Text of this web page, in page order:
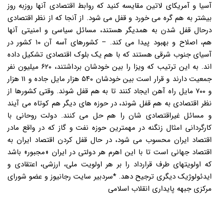
آسیا و آمریکای لاتین مقایسه کنید که روابط اقتصادی آنها روزبه روز
بیشتر به هم گره می خورد و قفل می شود. از آنجا که از نظر اقتصادی
درحال قفل شدن به همدیگر هستند، مسائل سیاسی و امنیتی آنها
هم، اصلاح و بهبود پیدا می کند. – کشورهای آسه آن ۱۰ کشور در
آسیای جنوب شرقی هستند که با هم یک بلوک اقتصادی تشکیل داده
اند. به این ترتیب که ویزا را بین خودشان برداشتند، ۶۲۰ میلیون نفر
جمعیت دارند و قرار است بین خودشان ۵۴۰ هزار مایل جاده و ۱۱ هزار
و ۷۰۰ مایل راه آهن ایجاد کنند تا به هم قفل شوند. وقتی کشورها از
نظر اقتصادی به هم قفل شوند، در حوزه های دیگر هم کوتاه می آیند
و مسائل غیراقتصادی شان را هم حل می کنند. دولت روحانی با
کارگردانی امثال زنگنه در مهمترین حوزه نفت و گاز که در واقع مادر
اقتصاد ایران محسوب می شود، در حال قفل کردن اقتصاد ایران به
اقتصاد جهانی است تا با این اهرم هر دولتی در ایران «مجبور» باشد
که اولویتهای طرف قرارداد را بر هر اولویت ملی، ارزشی، اعتقادی و
ایدئولوژیک دیگری ترجیح دهد. *سردبیر سایت رجانیوز و عضو شورای
مرکزی جبهه پایداری انقلاب اسلامی